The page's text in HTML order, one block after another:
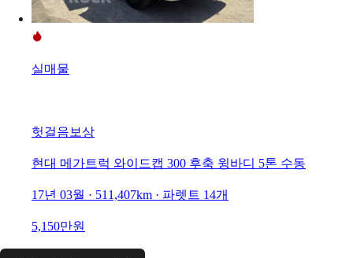
실매물
헛걸음보상
현대 메가트럭 와이드캡 300 후축 윙바디 5톤 수동
17년 03월 · 511,407km · 파렛트 14개
5,150만원